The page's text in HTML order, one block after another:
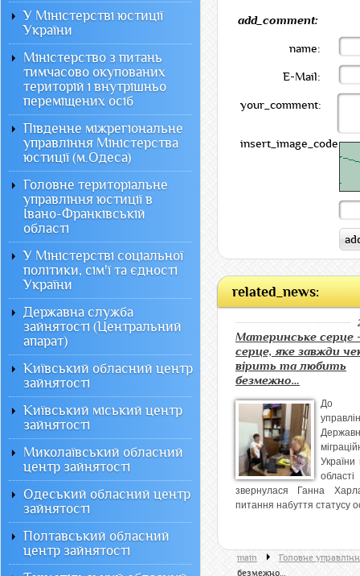
add_comment:
name:
E-Mail:
your_comment:
insert_image_code:
related_news:
Материнське серце
серце, яке завжди
вірить та любить
безмежно…
До
України
області
звернулася Ганна
питання набуття статусу
main
Головне
безмежно…
У Міністерстві юстиції
України
Міністерство з питань
тимчасово окупованих
територій і внутрішньо
переміщених осіб
Південне міжрегіональне
управління Міністерства
юстиції (м.Одеса)
Головне територіальне
управління юстиції в
Івано-Франківській
області
У Міністерстві соціальної
політики, сім'ї та єдності
України
Державна служба
зайнятості (Центральний
апарат)
Київський обласний центр
зайнятості
Київський міський центр
зайнятості
Миколаївський обласний
центр зайнятості
Одеський обласний центр
зайнятості
Полтавський обласний
центр зайнятості